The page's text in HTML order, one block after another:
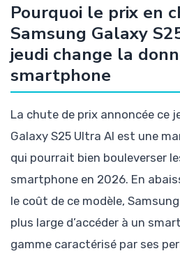
Pourquoi le prix en
Samsung Galaxy
jeudi change la
smartphone
La chute de prix annoncée ce
Galaxy S25 Ultra AI est une
qui pourrait bien bouleverser
smartphone en 2026. En
le coût de ce modèle,
plus large d’accéder à un
gamme caractérisé par ses